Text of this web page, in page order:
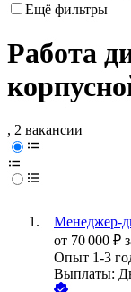
Ещё фильтры
Работа
, 2 вакансии
Менеджер-
от 70 000 ₽
Опыт 1-3
Выплаты: